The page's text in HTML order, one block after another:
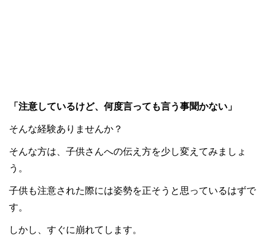
「注意しているけど、何度言っても言う事聞かない」
そんな経験ありませんか？
そんな方は、子供さんへの伝え方を少し変えてみましょ
う。
子供も注意された際には姿勢を正そうと思っているはずで
す。
しかし、すぐに崩れてします。